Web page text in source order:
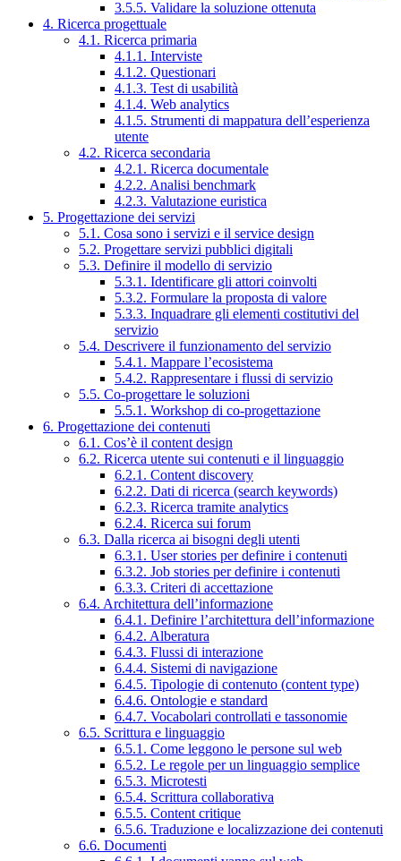
3.5.5. Validare la soluzione ottenuta
4. Ricerca progettuale
4.1. Ricerca primaria
4.1.1. Interviste
4.1.2. Questionari
4.1.3. Test di usabilità
4.1.4. Web analytics
4.1.5. Strumenti di mappatura dell’esperienza
utente
4.2. Ricerca secondaria
4.2.1. Ricerca documentale
4.2.2. Analisi benchmark
4.2.3. Valutazione euristica
5. Progettazione dei servizi
5.1. Cosa sono i servizi e il service design
5.2. Progettare servizi pubblici digitali
5.3. Definire il modello di servizio
5.3.1. Identificare gli attori coinvolti
5.3.2. Formulare la proposta di valore
5.3.3. Inquadrare gli elementi costitutivi del
servizio
5.4. Descrivere il funzionamento del servizio
5.4.1. Mappare l’ecosistema
5.4.2. Rappresentare i flussi di servizio
5.5. Co-progettare le soluzioni
5.5.1. Workshop di co-progettazione
6. Progettazione dei contenuti
6.1. Cos’è il content design
6.2. Ricerca utente sui contenuti e il linguaggio
6.2.1. Content discovery
6.2.2. Dati di ricerca (search keywords)
6.2.3. Ricerca tramite analytics
6.2.4. Ricerca sui forum
6.3. Dalla ricerca ai bisogni degli utenti
6.3.1. User stories per definire i contenuti
6.3.2. Job stories per definire i contenuti
6.3.3. Criteri di accettazione
6.4. Architettura dell’informazione
6.4.1. Definire l’architettura dell’informazione
6.4.2. Alberatura
6.4.3. Flussi di interazione
6.4.4. Sistemi di navigazione
6.4.5. Tipologie di contenuto (content type)
6.4.6. Ontologie e standard
6.4.7. Vocabolari controllati e tassonomie
6.5. Scrittura e linguaggio
6.5.1. Come leggono le persone sul web
6.5.2. Le regole per un linguaggio semplice
6.5.3. Microtesti
6.5.4. Scrittura collaborativa
6.5.5. Content critique
6.5.6. Traduzione e localizzazione dei contenuti
6.6. Documenti